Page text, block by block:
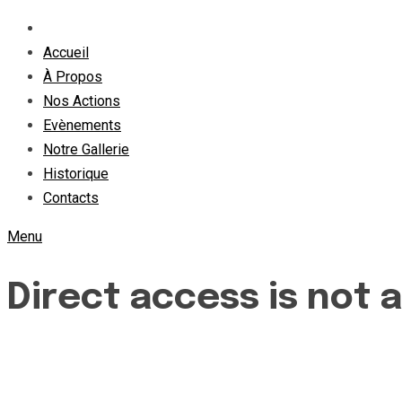
Accueil
À Propos
Nos Actions
Evènements
Notre Gallerie
Historique
Contacts
Menu
Direct access is not